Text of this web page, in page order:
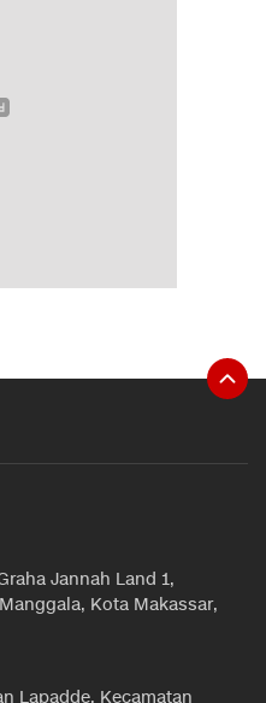
Jannah Land 1,
Kota Makassar,
Lapadde, Kecamatan